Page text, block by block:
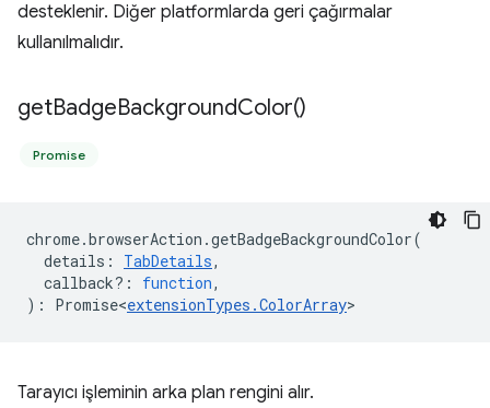
desteklenir. Diğer platformlarda geri çağırmalar
kullanılmalıdır.
getBadgeBackgroundColor()
Promise
chrome.browserAction .getBadgeBackgroundColor(
details : TabDetails,
callback? : function,
) : Promise<extensionTypes .ColorArray>
Tarayıcı işleminin arka plan rengini alır.